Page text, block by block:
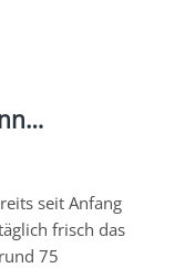
seit Anfang
frisch das
75